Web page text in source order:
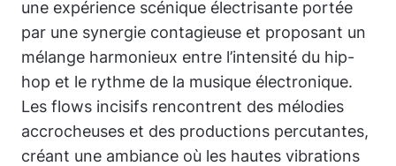
une expérience scénique électrisante portée
par une synergie contagieuse et proposant un
mélange harmonieux entre l’intensité du hip-
hop et le rythme de la musique électronique.
Les flows incisifs rencontrent des mélodies
accrocheuses et des productions percutantes,
créant une ambiance où les hautes vibrations